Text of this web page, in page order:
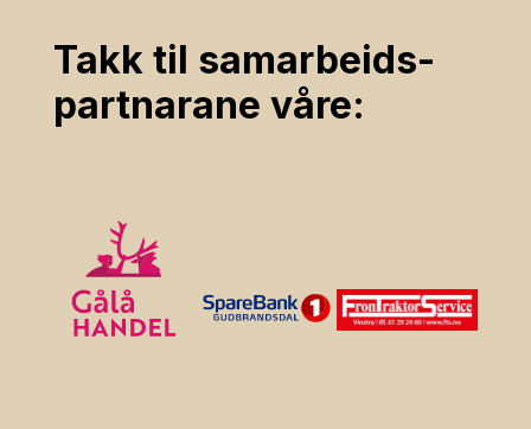
Takk til samarbeids­
partnarane våre: